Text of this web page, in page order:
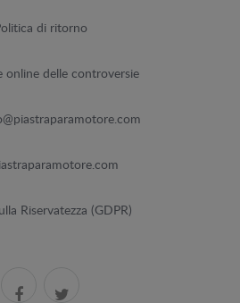
di ritorno
online delle controversie
Riservatezza (GDPR)